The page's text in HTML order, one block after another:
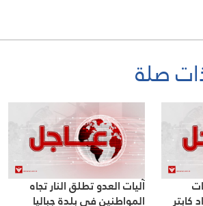
صلة
كابتر
آليات العدو تطلق النار تجاه
المواطنين في بلدة جباليا